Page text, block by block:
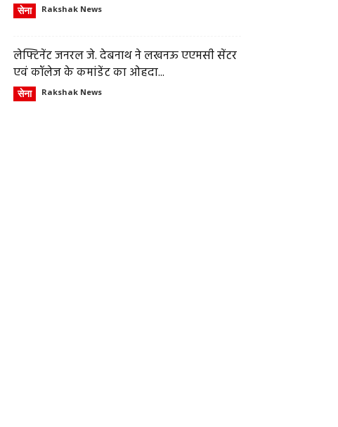
सेना Rakshak News
लेफ्टिनेंट जनरल जे. देबनाथ ने लखनऊ एएमसी सेंटर
एवं कॉलेज के कमांडेंट का ओहदा...
सेना Rakshak News